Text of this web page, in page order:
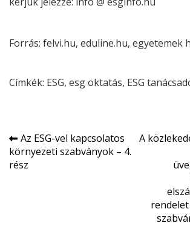
Forrás: felvi.hu, eduline.hu, egyetemek
Címkék: ESG, esgoktatás, ESG
Bejegyzés
navigáció
Az ESG-vel kapcsolatos
környezeti szabványok – 4.
rész
A
rendelet